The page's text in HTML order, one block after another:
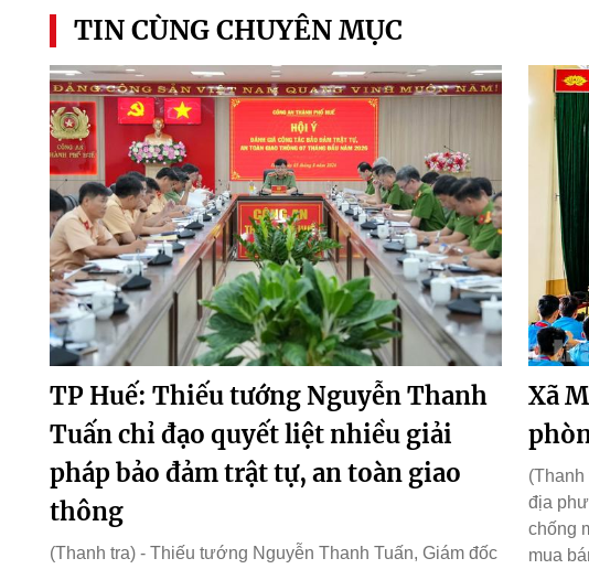
TIN CÙNG CHUYÊN MỤC
TP Huế: Thiếu tướng Nguyễn Thanh
Tuấn chỉ đạo quyết liệt nhiều giải
pháp bảo đảm trật tự, an toàn giao
thông
(Thanh tra) - Thiếu tướng Nguyễn Thanh Tuấn, Giám đốc
Xã
địa
chống
mua